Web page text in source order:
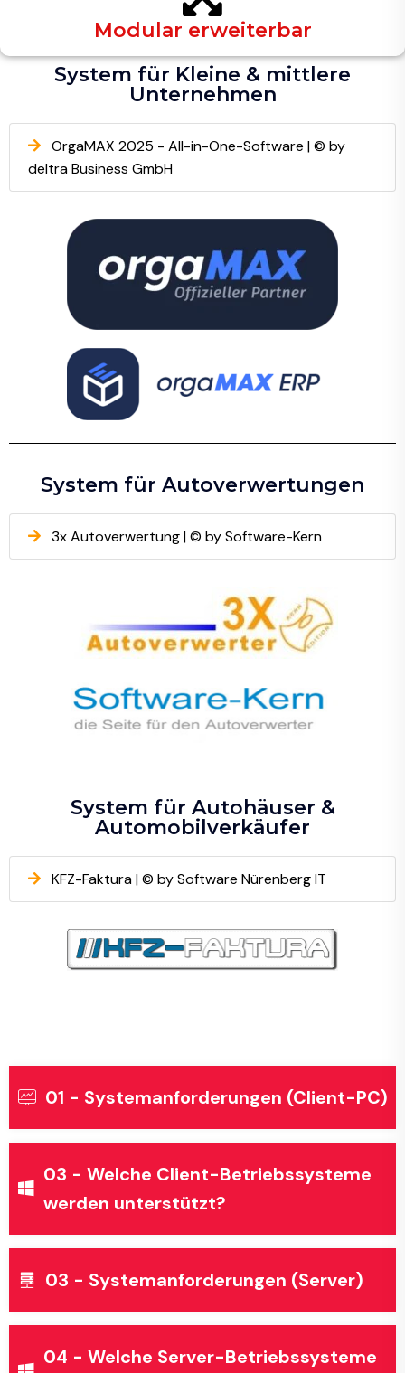
Modular erweiterbar
System für Kleine & mittlere
Unternehmen
OrgaMAX 2025 - All-in-One-Software | © by
deltra Business GmbH
System für Autoverwertungen
3x Autoverwertung | © by Software-Kern
System für Autohäuser &
Automobilverkäufer
KFZ-Faktura | © by Software Nürenberg IT
01 - Systemanforderungen (Client-PC)
03 - Welche Client-Betriebssysteme
werden unterstützt?
03 - Systemanforderungen (Server)
04 - Welche Server-Betriebssysteme